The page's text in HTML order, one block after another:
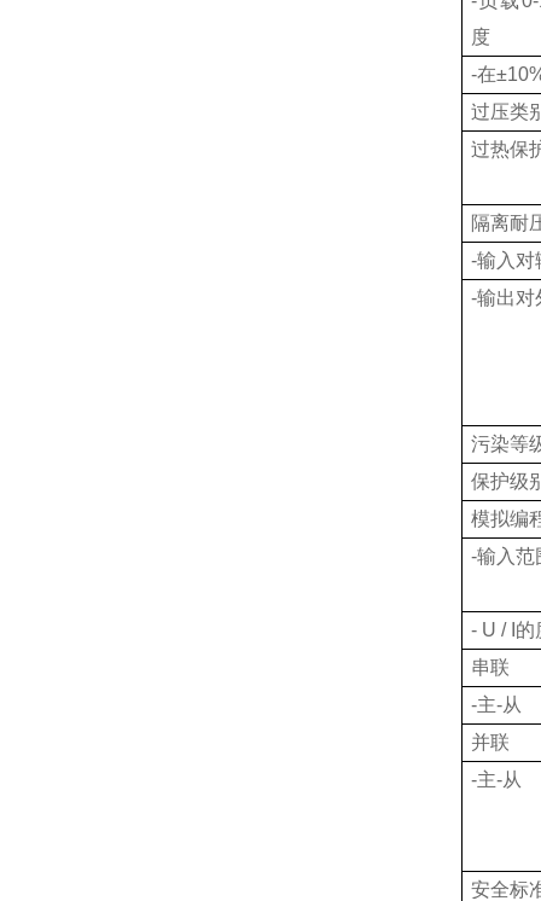
度
-在
过压类
过热保
隔离耐
-输入对
-输出对
污染等
保护级
模拟编
-输入范
- U / I 的
串联
-主-从
并联
-主-从
安全标